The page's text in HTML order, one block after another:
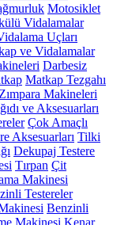
Motosiklet
Vidalamalar
Uçları
ve Vidalamalar
Darbesiz
Matkap Tezgahı
Zımpara Makineleri
ve Aksesuarları
Çok Amaçlı
Aksesuarları Tilki
Dekupaj Testere
Tırpan Çit
Makinesi
Testereler
Benzinli
Makinesi Kenar